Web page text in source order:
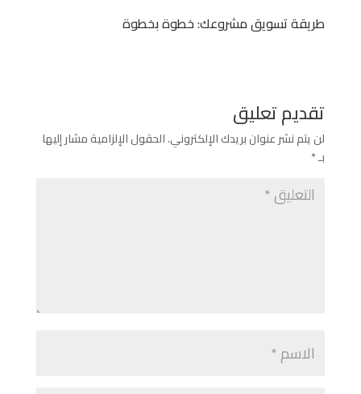
طريقة تسويق مشروعك: خطوة بخطوة
تقديم تعليق
لن يتم نشر عنوان بريدك الإلكتروني.الحقول الإلزامية مشار إليها
بـ*